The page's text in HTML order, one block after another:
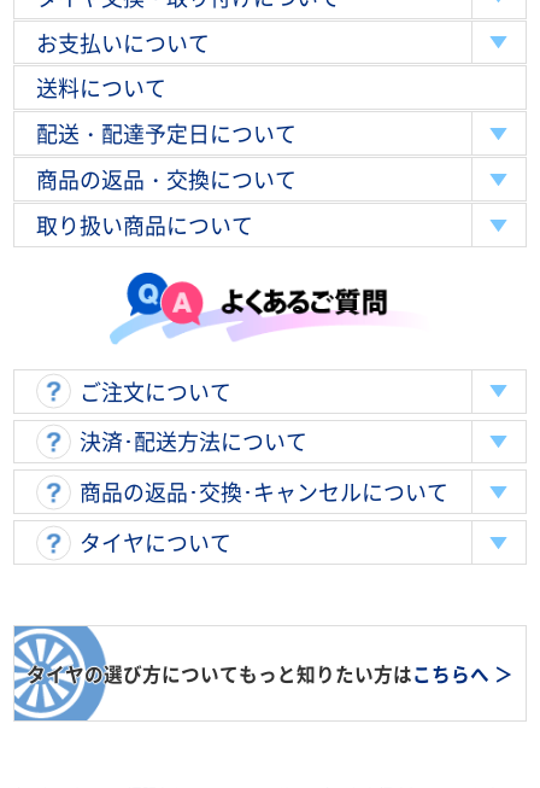
お支払いについて
送料について
配送・配達予定日について
商品の返品・交換について
取り扱い商品について
ご注文について
決済･配送方法について
商品の返品･交換･キャンセルについて
タイヤについて
タイヤの選び方についてもっと知りたい方はこちらへ ＞